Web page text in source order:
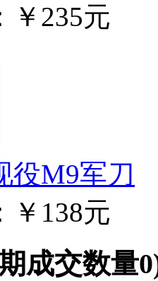
￥235元
役M9军刀
￥138元
成交数量0